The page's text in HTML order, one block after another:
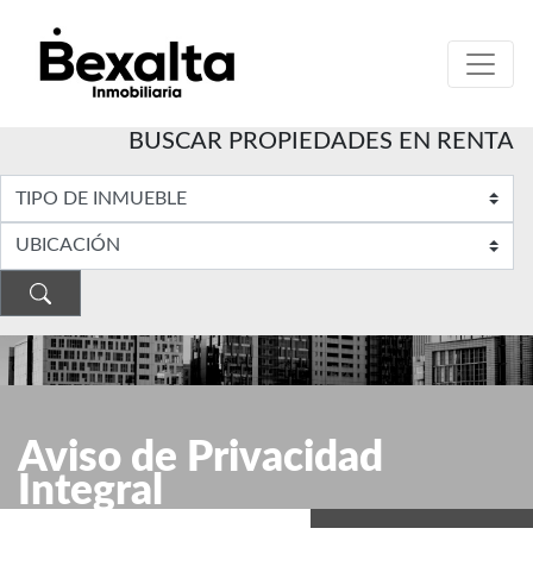
BUSCAR PROPIEDADES EN RENTA
Aviso de Privacidad
Integral